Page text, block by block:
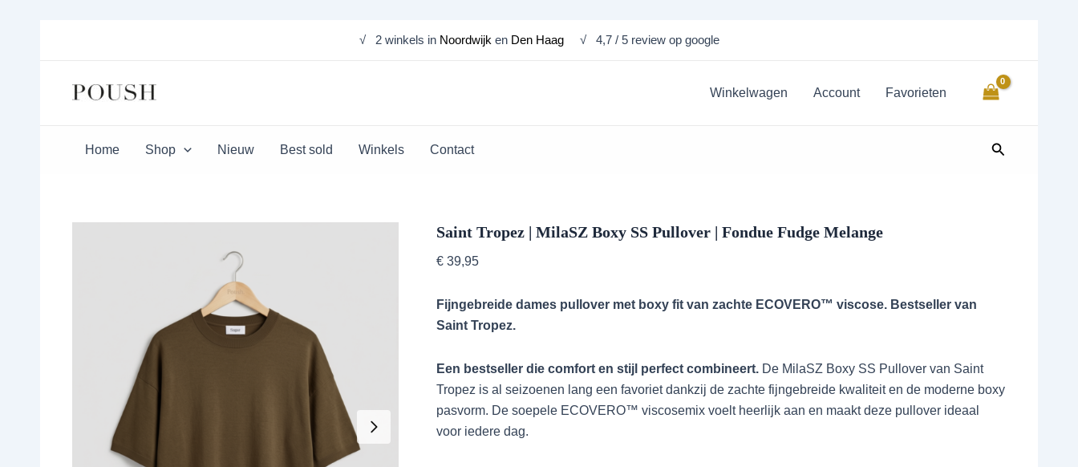
√ 2 winkels in Noordwijk en Den Haag √ 4,7 / 5 review op google
Winkelwagen Account Favorieten
Home Shop Nieuw Best sold Winkels Contact Zoeken
Saint Tropez | MilaSZ Boxy SS Pullover | Fondue Fudge Melange
€39,95
Fijngebreide dames pullover met boxy fit van zachte ECOVERO™ viscose. Bestseller van
Saint Tropez.
Een bestseller die comfort en stijl perfect combineert.De MilaSZ Boxy SS Pullover van Saint
Tropez is al seizoenen lang een favoriet dankzij de zachte fijngebreide kwaliteit en de moderne boxy
pasvorm. De soepele ECOVERO™ viscosemix voelt heerlijk aan en maakt deze pullover ideaal
voor iedere dag.
Tropez
Fondue